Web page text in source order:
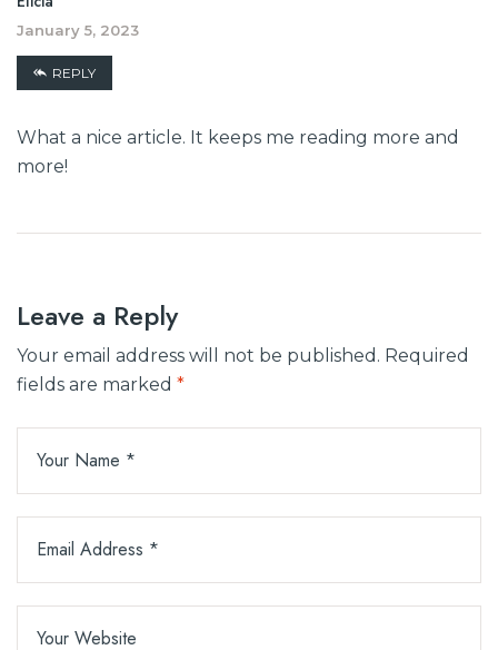
January 5, 2023
REPLY
What a nice article. It keeps me reading more and
more!
Leave a Reply
Your email address will not be published. Required
fields are marked *